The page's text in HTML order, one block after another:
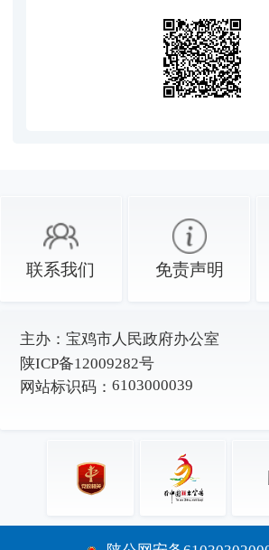
联系我们 免责声明
主办： 宝鸡市人民政府办公室
陕ICP备12009282号
网站标识码： 6103000039